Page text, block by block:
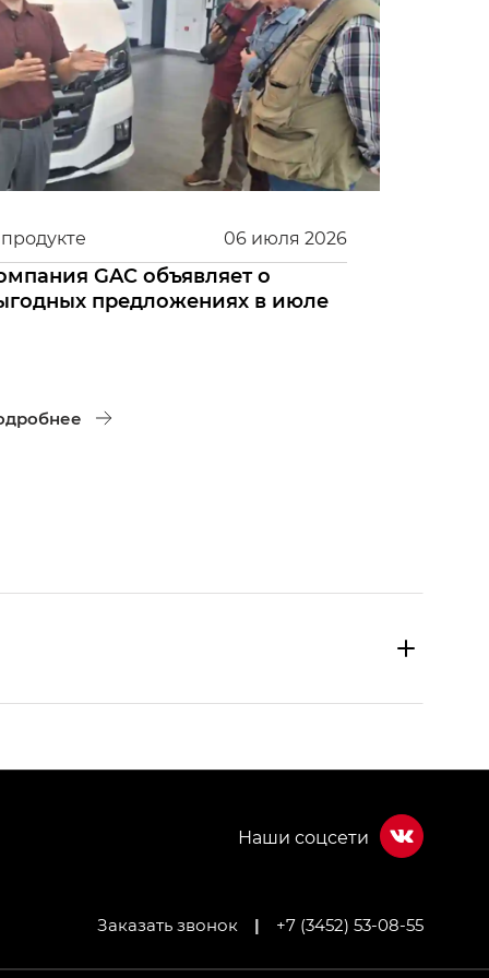
06 июля 2026
GAC объявляет о
предложениях в июле
Заказать звонок | +7 (3452) 53-08-55